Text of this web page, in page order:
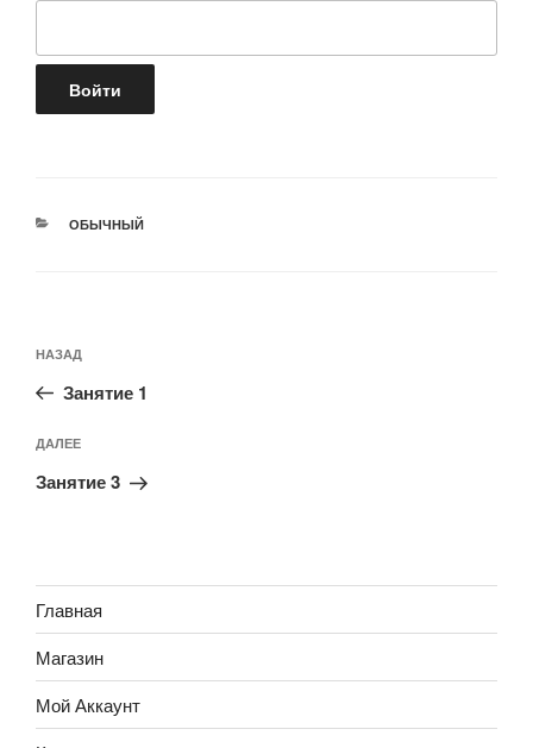
РУБРИКИ
ОБЫЧНЫЙ
по
записям
Предыдущая
запись:
НАЗАД
Занятие 1
Следующая
запись
ДАЛЕЕ
Занятие 3
Главная
Магазин
Мой Аккаунт